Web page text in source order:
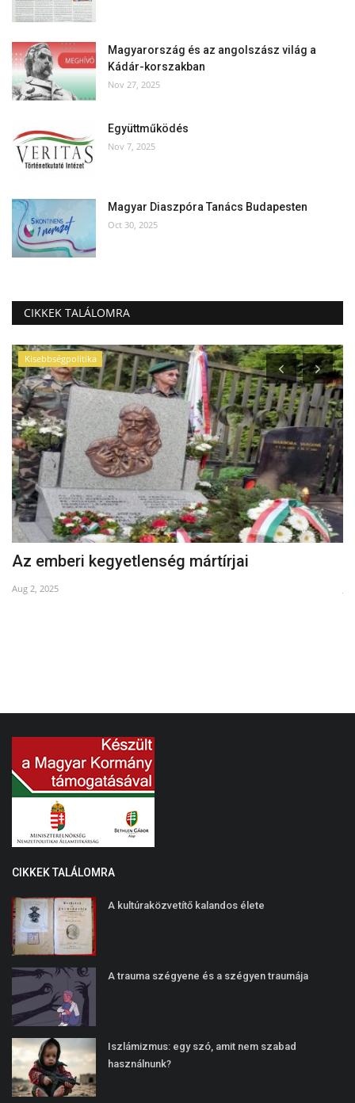
Magyarország és az angolszász világ a
Kádár-korszakban
Nov 27, 2025
Együttműködés
Nov 7, 2025
Magyar Diaszpóra Tanács Budapesten
Oct 30, 2025
CIKKEK TALÁLOMRA
Kisebbségpolitika
Az emberi kegyetlenség mártírjai
Aug 2, 2025
CIKKEK TALÁLOMRA
A kultúraközvetítő kalandos élete
A trauma szégyene és a szégyen traumája
Iszlámizmus: egy szó, amit nem szabad
használnunk?